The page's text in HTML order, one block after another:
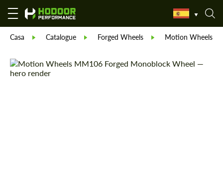
Casa Catalogue Forged Wheels Motion Wheels